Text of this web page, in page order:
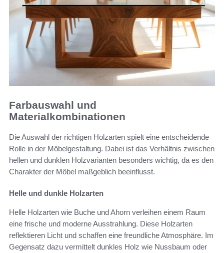
Farbauswahl und
Materialkombinationen
Die Auswahl der richtigen Holzarten spielt eine entscheidende
Rolle in der Möbelgestaltung. Dabei ist das Verhältnis zwischen
hellen und dunklen Holzvarianten besonders wichtig, da es den
Charakter der Möbel maßgeblich beeinflusst.
Helle und dunkle Holzarten
Helle Holzarten wie Buche und Ahorn verleihen einem Raum
eine frische und moderne Ausstrahlung. Diese Holzarten
reflektieren Licht und schaffen eine freundliche Atmosphäre. Im
Gegensatz dazu vermittelt dunkles Holz wie Nussbaum oder